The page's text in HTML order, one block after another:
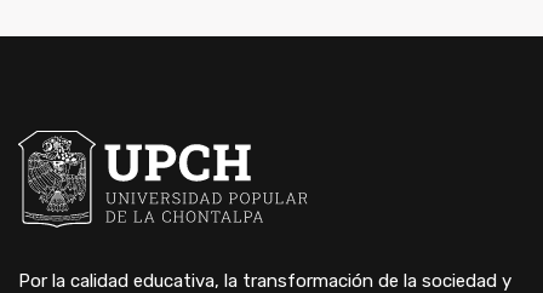
Por la calidad educativa, la transformación de la sociedad y